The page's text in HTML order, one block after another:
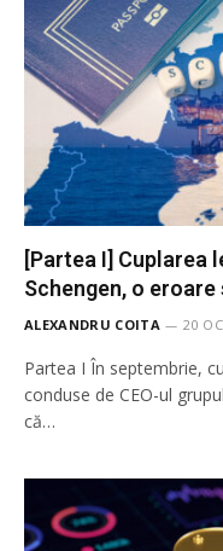
[Partea I] Cuplarea
Schengen, o
ALEXANDRU COITA 20
Partea I În septembrie,
conduse de CEO-ul
că…